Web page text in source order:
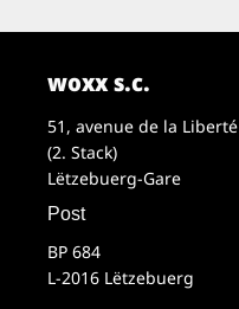
woxx s.c.
51, avenue de la Liberté
(2. Stack)
Lëtzebuerg-Gare
Post
BP 684
L-2016 Lëtzebuerg